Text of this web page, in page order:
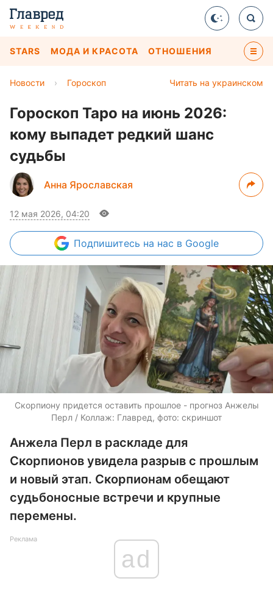
STARS МОДА И КРАСОТА ОТНОШЕНИЯ
Читать на украинском
Новости › Гороскоп
Гороскоп Таро на июнь 2026:
кому выпадет редкий шанс
судьбы
Анна Ярославская
12 мая 2026, 04:20
Подпишитесь на нас в Google
Скорпиону придется оставить прошлое - прогноз Анжелы
Перл / Коллаж: Главред, фото: скриншот
Анжела Перл в раскладе для
Скорпионов увидела разрыв с прошлым
и новый этап. Скорпионам обещают
судьбоносные встречи и крупные
перемены.
Реклама
ad